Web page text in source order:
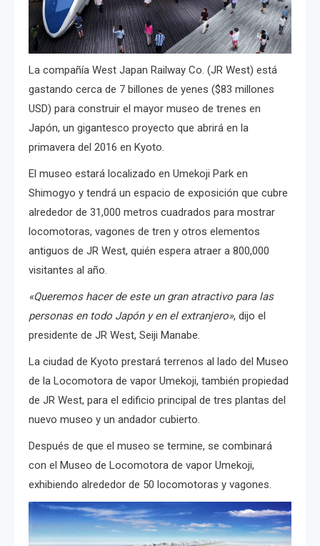
La compañía West Japan Railway Co. (JR West) está
gastando cerca de 7 billones de yenes ($83 millones
USD) para construir el mayor museo de trenes en
Japón, un gigantesco proyecto que abrirá en la
primavera del 2016 en Kyoto.
El museo estará localizado en Umekoji Park en
Shimogyo y tendrá un espacio de exposición que cubre
alrededor de 31,000 metros cuadrados para mostrar
locomotoras, vagones de tren y otros elementos
antiguos de JR West, quién espera atraer a 800,000
visitantes al año.
«Queremos hacer de este un gran atractivo para las
personas en todo Japón y en el extranjero», dijo el
presidente de JR West, Seiji Manabe.
La ciudad de Kyoto prestará terrenos al lado del Museo
de la Locomotora de vapor Umekoji, también propiedad
de JR West, para el edificio principal de tres plantas del
nuevo museo y un andador cubierto.
Después de que el museo se termine, se combinará
con el Museo de Locomotora de vapor Umekoji,
exhibiendo alrededor de 50 locomotoras y vagones.